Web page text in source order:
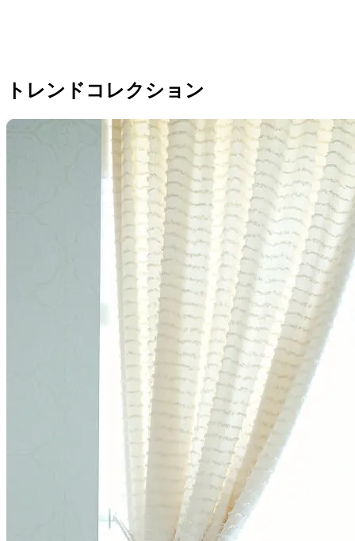
トレンドコレクション